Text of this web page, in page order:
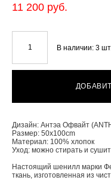
11 200 pуб.
В наличии: 3 шт.
Дизайн: Антэа Офвайт
Размер: 50x100cm
Материал: 100% хлопок
Уход: можно стирать и
Настоящий шенилл марки
ткань, изготовленная из